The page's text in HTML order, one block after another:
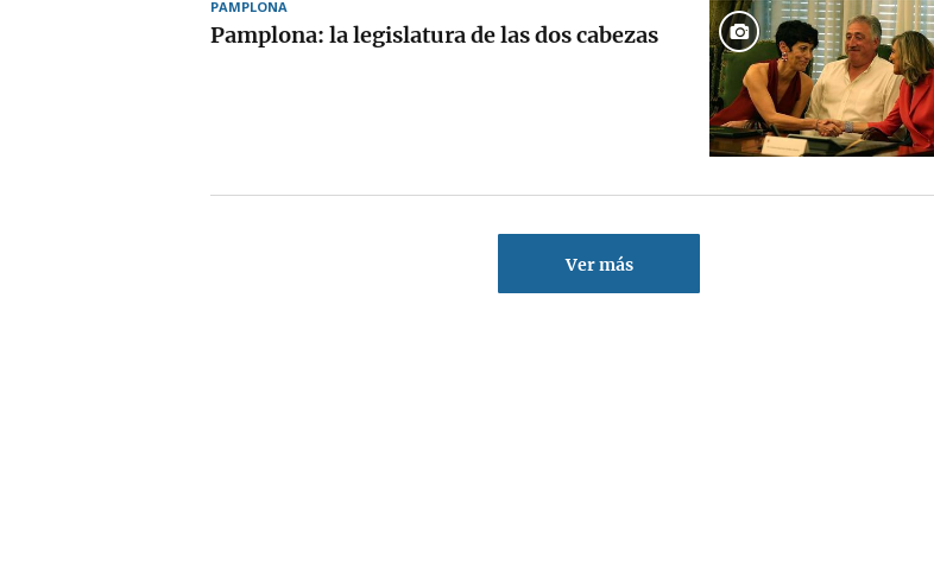
PAMPLONA
Pamplona: la legislatura de las dos cabezas
Ver más